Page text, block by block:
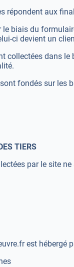
répondent aux
le biais du
ci devient un
collectées dans
fondés sur les
TIERS
par le site
est hébergé